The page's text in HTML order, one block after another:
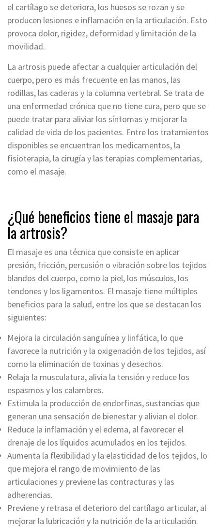
el cartílago se deteriora, los huesos se rozan y se
producen lesiones e inflamación en la articulación. Esto
provoca dolor, rigidez, deformidad y limitación de la
movilidad.
La artrosis puede afectar a cualquier articulación del
cuerpo, pero es más frecuente en las manos, las
rodillas, las caderas y la columna vertebral. Se trata de
una enfermedad crónica que no tiene cura, pero que se
puede tratar para aliviar los síntomas y mejorar la
calidad de vida de los pacientes. Entre los tratamientos
disponibles se encuentran los medicamentos, la
fisioterapia, la cirugía y las terapias complementarias,
como el masaje.
¿Qué beneficios tiene el masaje para
la artrosis?
El masaje es una técnica que consiste en aplicar
presión, fricción, percusión o vibración sobre los tejidos
blandos del cuerpo, como la piel, los músculos, los
tendones y los ligamentos. El masaje tiene múltiples
beneficios para la salud, entre los que se destacan los
siguientes:
Mejora la circulación sanguínea y linfática, lo que
favorece la nutrición y la oxigenación de los tejidos, así
como la eliminación de toxinas y desechos.
Relaja la musculatura, alivia la tensión y reduce los
espasmos y los calambres.
Estimula la producción de endorfinas, sustancias que
generan una sensación de bienestar y alivian el dolor.
Reduce la inflamación y el edema, al favorecer el
drenaje de los líquidos acumulados en los tejidos.
Aumenta la flexibilidad y la elasticidad de los tejidos, lo
que mejora el rango de movimiento de las
articulaciones y previene las contracturas y las
adherencias.
Previene y retrasa el deterioro del cartílago articular, al
mejorar la lubricación y la nutrición de la articulación.